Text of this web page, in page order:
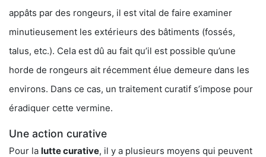
appâts par des rongeurs, il est vital de faire examiner
minutieusement les extérieurs des bâtiments (fossés,
talus, etc.). Cela est dû au fait qu’il est possible qu’une
horde de rongeurs ait récemment élue demeure dans les
environs. Dans ce cas, un traitement curatif s’impose pour
éradiquer cette vermine.
Une action curative
Pour la lutte curative, il y a plusieurs moyens qui peuvent